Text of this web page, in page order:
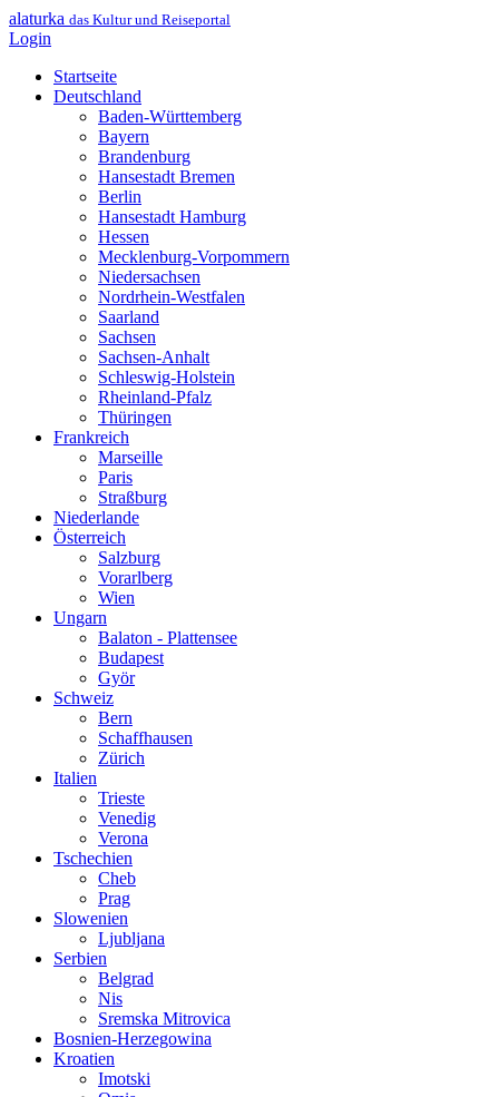
alaturka das Kultur und Reiseportal
Login
Startseite
Deutschland
Baden-Württemberg
Bayern
Brandenburg
Hansestadt Bremen
Berlin
Hansestadt Hamburg
Hessen
Mecklenburg-Vorpommern
Niedersachsen
Nordrhein-Westfalen
Saarland
Sachsen
Sachsen-Anhalt
Schleswig-Holstein
Rheinland-Pfalz
Thüringen
Frankreich
Marseille
Paris
Straßburg
Niederlande
Österreich
Salzburg
Vorarlberg
Wien
Ungarn
Balaton - Plattensee
Budapest
Györ
Schweiz
Bern
Schaffhausen
Zürich
Italien
Trieste
Venedig
Verona
Tschechien
Cheb
Prag
Slowenien
Ljubljana
Serbien
Belgrad
Nis
Sremska Mitrovica
Bosnien-Herzegowina
Kroatien
Imotski